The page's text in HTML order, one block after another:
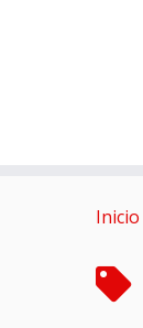
Inicio